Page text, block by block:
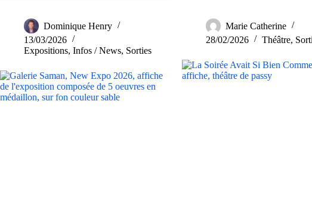
Dominique Henry
13/03/2026
Expositions, Infos / News, Sorties
Marie Catherine
28/02/2026
Théâtre,